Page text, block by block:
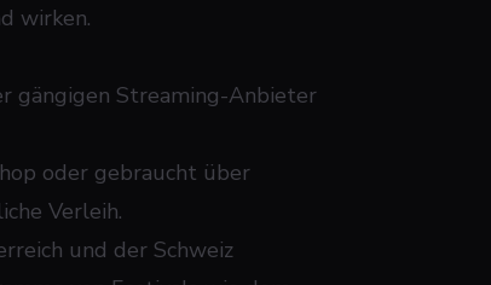
wirken.
gängigen Streaming-Anbieter
oder gebraucht über
Verleih.
und der Schweiz